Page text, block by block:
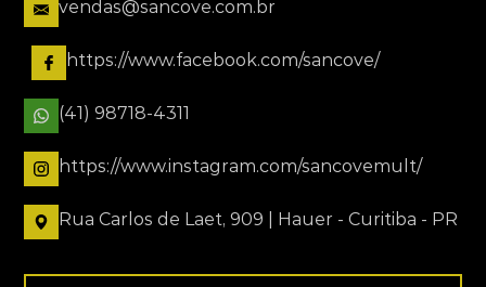
vendas@sancove.com.br
https://www.facebook.com/sancove/
(41) 98718-4311
https://www.instagram.com/sancovemult/
Rua Carlos de Laet, 909 | Hauer - Curitiba - PR